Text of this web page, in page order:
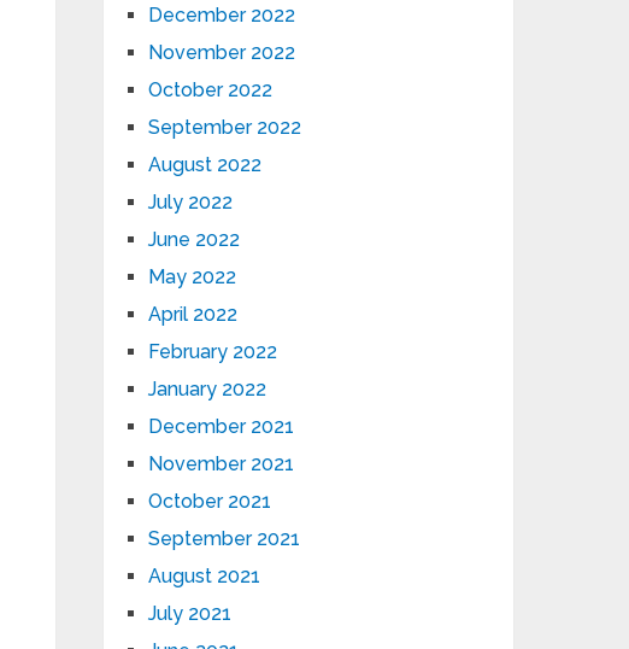
December 2022
November 2022
October 2022
September 2022
August 2022
July 2022
June 2022
May 2022
April 2022
February 2022
January 2022
December 2021
November 2021
October 2021
September 2021
August 2021
July 2021